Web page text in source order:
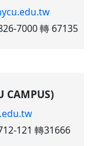
7000 轉 67135
CAMPUS)
121 轉31666